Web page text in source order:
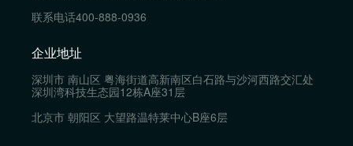
联系电话400-888-0936
企业地址
深圳市 南山区 粤海街道高新南区白石路与沙河西路交汇处
深圳湾科技生态园12栋A座31层
北京市 朝阳区 大望路温特莱中心B座6层